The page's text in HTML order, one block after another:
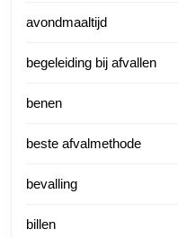
avondmaaltijd
begeleiding bij afvallen
benen
beste afvalmethode
bevalling
billen